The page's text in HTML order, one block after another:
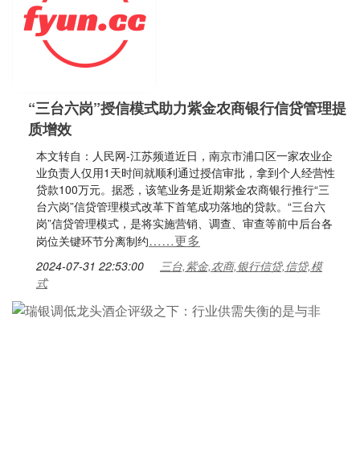
“三台六岗”授信模式助力紫金农商银行信贷管理提
质增效
本文转自：人民网-江苏频道近日，南京市浦口区一家农业企
业负责人仅用1天时间就顺利通过授信审批，拿到个人经营性
贷款100万元。据悉，该笔业务是近期紫金农商银行推行“三
台六岗”信贷管理模式改革下首笔成功落地的贷款。“三台六
岗”信贷管理模式，是将实施营销、调查、审查等前中后台各
岗位关键环节分离制约……更多
2024-07-31 22:53:00
三台,紫金,农商,银行信贷,信贷,模
式